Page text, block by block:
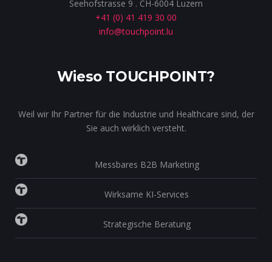
Seehofstrasse 9 . CH-6004 Luzern
+41 (0) 41 419 30 00
info@touchpoint.lu
Wieso TOUCHPOINT?
Weil wir Ihr Partner für die Industrie und Healthcare sind, der
Sie auch wirklich versteht.
Messbares B2B Marketing
Wirksame KI-Services
Strategische Beratung